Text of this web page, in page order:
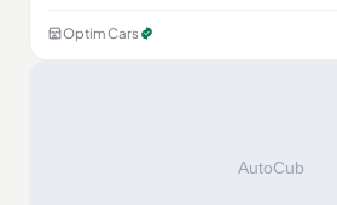
Optim Cars